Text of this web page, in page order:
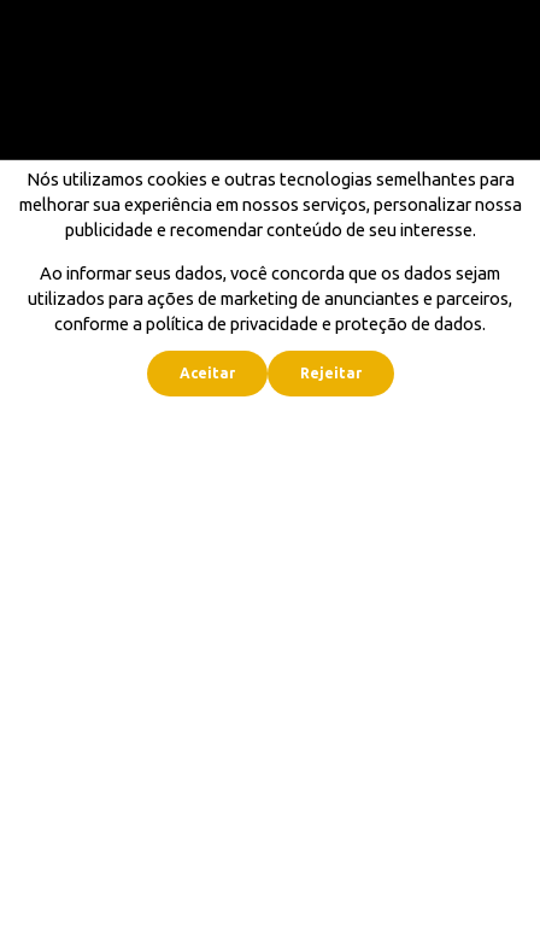
Nós utilizamos cookies e outras tecnologias semelhantes para
melhorar sua experiência em nossos serviços, personalizar nossa
publicidade e recomendar conteúdo de seu interesse.
Ao informar seus dados, você concorda que os dados sejam
utilizados para ações de marketing de anunciantes e parceiros,
conforme a política de privacidade e proteção de dados.
Aceitar Rejeitar